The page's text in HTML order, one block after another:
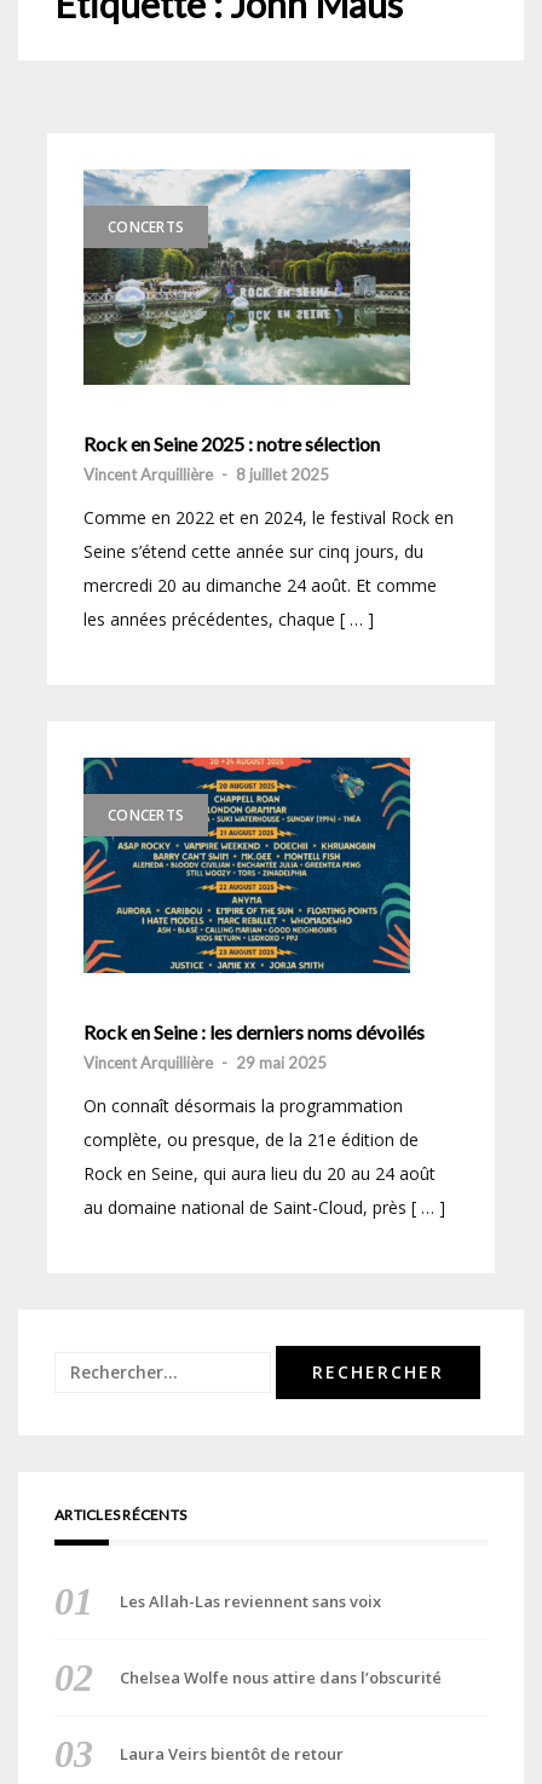
CONCERTS
Rock en Seine 2025 : notre sélection
Vincent Arquillière - 8 juillet 2025
Comme en 2022 et en 2024, le festival Rock en
Seine s’étend cette année sur cinq jours, du
mercredi 20 au dimanche 24 août. Et comme
les années précédentes, chaque [ … ]
CONCERTS
Rock en Seine : les derniers noms dévoilés
Vincent Arquillière - 29 mai 2025
On connaît désormais la programmation
complète, ou presque, de la 21e édition de
Rock en Seine, qui aura lieu du 20 au 24 août
au domaine national de Saint-Cloud, près [ … ]
Rechercher :
ARTICLES RÉCENTS
Les Allah-Las reviennent sans voix
Chelsea Wolfe nous attire dans l’obscurité
Laura Veirs bientôt de retour